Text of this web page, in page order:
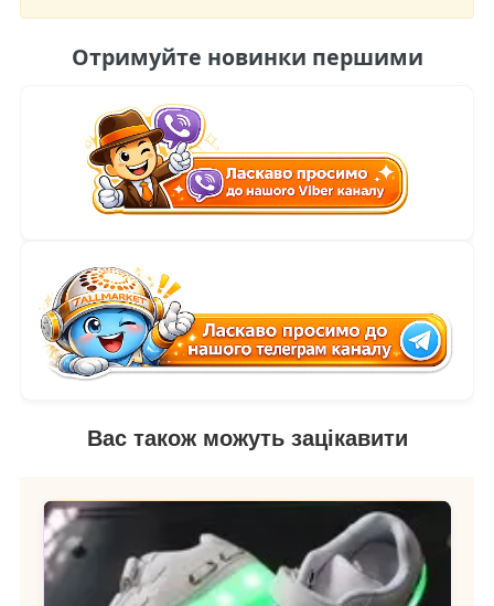
Отримуйте новинки першими
Вас також можуть зацікавити